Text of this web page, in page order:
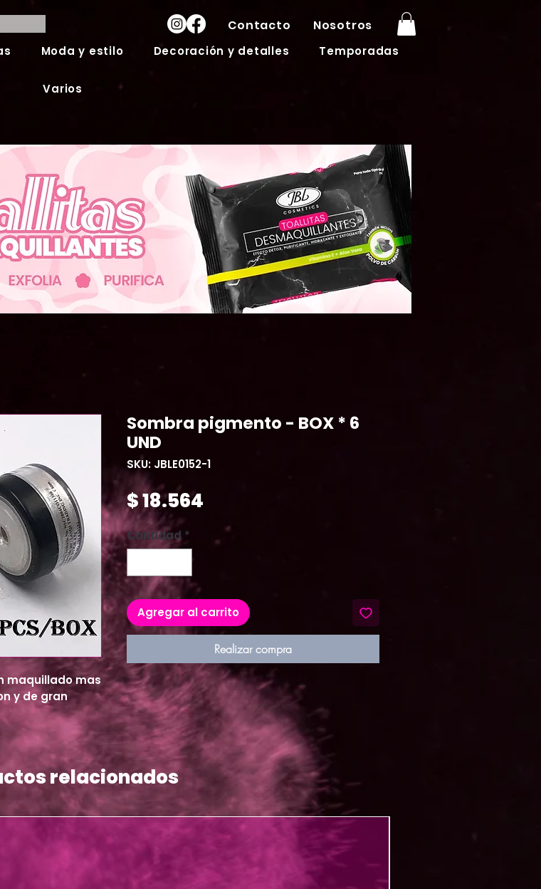
Contacto Nosotros
Moda y estilo Decoración y detalles Temporadas
Varios
maquillado mas
y de gran
Sombra pigmento - BOX * 6
UND
SKU: JBLE0152-1
$ 18.564
Cantidad *
Agregar al carrito
Realizar compra
relacionados